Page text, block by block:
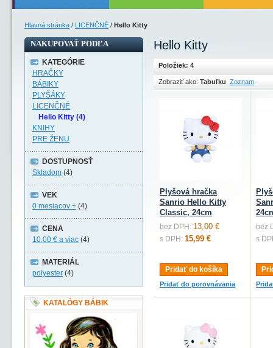
Hlavná stránka / LICENČNÉ / Hello Kitty
Hello Kitty
Položiek: 4
Zobraziť ako: Tabuľku Zoznam
Plyšová hračka
Sanrio Hello Kitty
Classic, 24cm
bez DPH: 13,00 €
s DPH: 15,99 €
Pridať do košíka
Pridať do porovnávania
bez
s
NAKUPOVAŤ PODĽA
KATEGÓRIE
HRAČKY
BÁBIKY
PLYŠÁKY
LICENČNÉ
Hello Kitty (4)
KNIHY
PRE ŽENU
DOSTUPNOSŤ
Skladom (4)
VEK
0 mesiacov + (4)
CENA
10,00 € a viac (4)
MATERIÁL
polyester (4)
KATALÓGY BÁBIK